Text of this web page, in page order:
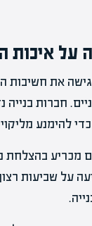
איכות
את חשיבות
חברות
להימנע
מכריע בהצלחת
על שביעות